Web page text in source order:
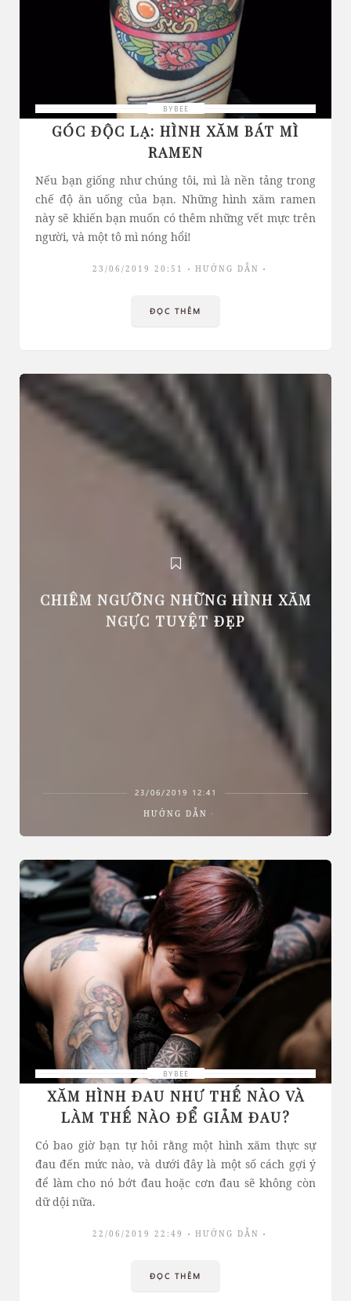
BYBEE
GÓC ĐỘC LẠ: HÌNH XĂM BÁT MÌ
RAMEN
Nếu bạn giống như chúng tôi, mì là nền tảng trong
chế độ ăn uống của bạn. Những hình xăm ramen
này sẽ khiến bạn muốn có thêm những vết mực trên
người, và một tô mì nóng hổi!
23/06/2019 20:51 HƯỚNG DẪN
ĐỌC THÊM
CHIÊM NGƯỠNG NHỮNG HÌNH XĂM
NGỰC TUYỆT ĐẸP
23/06/2019 12:41
HƯỚNG DẪN
BYBEE
XĂM HÌNH ĐAU NHƯ THẾ NÀO VÀ
LÀM THẾ NÀO ĐỂ GIẢM ĐAU?
Có bao giờ bạn tự hỏi rằng một hình xăm thực sự
đau đến mức nào, và dưới đây là một số cách gợi ý
để làm cho nó bớt đau hoặc cơn đau sẽ không còn
dữ dội nữa.
22/06/2019 22:49 HƯỚNG DẪN
ĐỌC THÊM